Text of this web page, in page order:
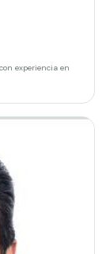
experiencia en